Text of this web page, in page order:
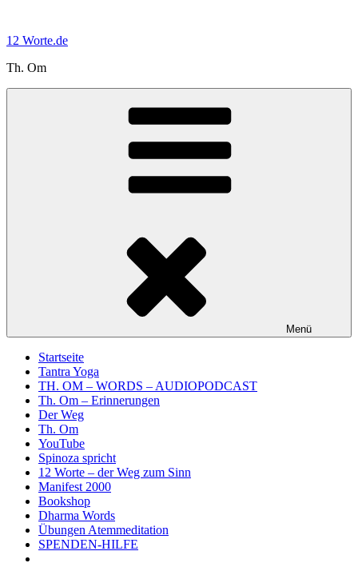
springen
12 Worte.de
Th. Om
Menü
Startseite
Tantra Yoga
TH. OM – WORDS – AUDIOPODCAST
Th. Om – Erinnerungen
Der Weg
Th. Om
YouTube
Spinoza spricht
12 Worte – der Weg zum Sinn
Manifest 2000
Bookshop
Dharma Words
Übungen Atemmeditation
SPENDEN-HILFE